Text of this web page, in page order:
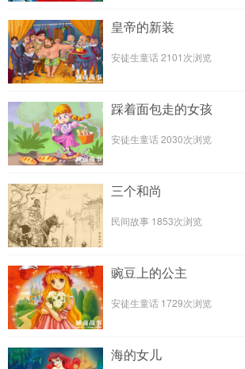
皇帝的新装
安徒生童话2101次浏览
踩着面包走的女孩
安徒生童话2030次浏览
三个和尚
民间故事 1853次浏览
豌豆上的公主
安徒生童话 1729次浏览
海的女儿